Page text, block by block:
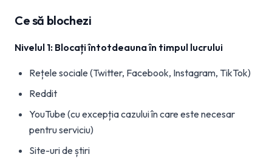
Ce să blochezi
Nivelul 1: Blocați întotdeauna în timpul lucrului
Rețele sociale (Twitter, Facebook, Instagram, TikTok)
Reddit
YouTube (cu excepția cazului în care este necesar
pentru serviciu)
Site-uri de știri